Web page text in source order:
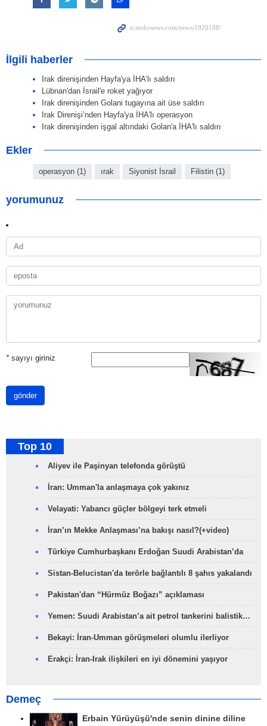
İlgili haberler
Irak direnişinden Hayfa'ya İHA’lı saldırı
Lübnan'dan İsrail'e roket yağıyor
Irak direnişinden Golani tugayına ait üse saldırı
Irak Direnişi’nden Hayfa'ya İHA'lı operasyon
Irak direnişinden işgal altındaki Golan'a İHA'lı saldırı
Ekler
operasyon (1) ırak Siyonist İsrail Filistin (1)
yorumunuz
*sayıyı giriniz
gönder
Top 10
Aliyev ile Paşinyan telefonda görüştü
İran: Umman'la anlaşmaya çok yakınız
Velayati: Yabancı güçler bölgeyi terk etmeli
İran’ın Mekke Anlaşması’na bakışı nasıl?(+video)
Türkiye Cumhurbaşkanı Erdoğan Suudi Arabistan’da
Sistan-Belucistan'da terörle bağlantılı 8 şahıs yakalandı
Pakistan'dan “Hürmüz Boğazı” açıklaması
Yemen: Suudi Arabistan’a ait petrol tankerini balistik…
Bekayi: İran-Umman görüşmeleri olumlu ilerliyor
Erakçi: İran-Irak ilişkileri en iyi dönemini yaşıyor
Demeç
Erbain Yürüyüşü'nde senin dinine diline